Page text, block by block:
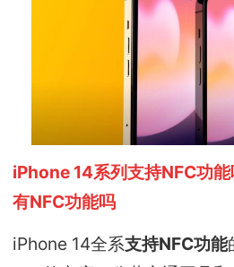
iPhone 14系列支持NFC功
有NFC功能吗
iPhone 14全系支持NFC功能